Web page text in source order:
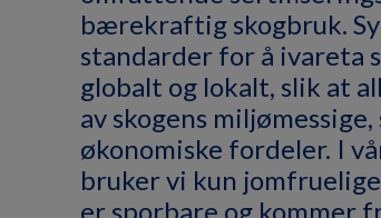
bærekraftig skogbruk.
standarder for å ivareta
globalt og lokalt, slik at
av skogens miljømessige,
økonomiske fordeler. I
bruker vi kun
er sporbare og kommer